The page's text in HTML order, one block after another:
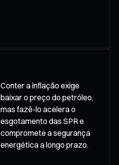
Conter a inflação exige
baixar o preço do petróleo,
mas fazê-lo acelera o
esgotamento das SPR e
compromete a segurança
energética a longo prazo.